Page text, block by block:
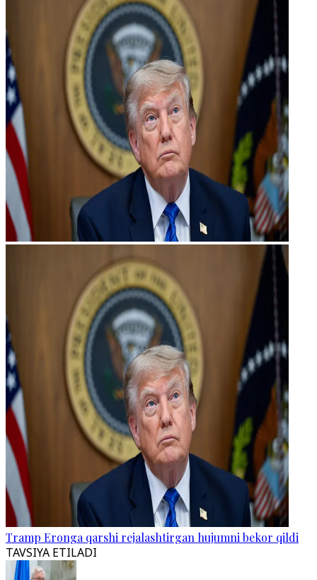
Tramp Eronga qarshi rejalashtirgan hujumni bekor qildi
TAVSIYA ETILADI